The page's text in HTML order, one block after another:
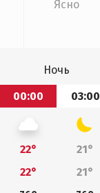
Ясно
Ночь
00:00
03:00
22° 21°
22°
21°